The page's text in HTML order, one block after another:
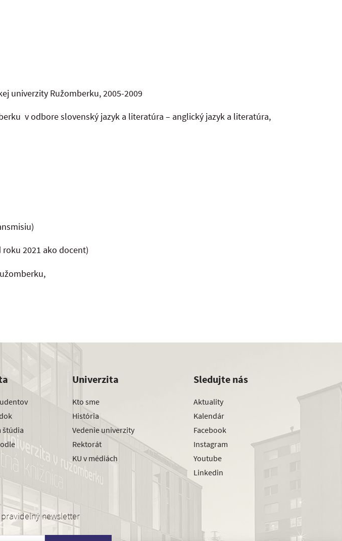
univerzity Ružomberku, 2005-2009
v odbore slovenský jazyk a literatúra – anglický jazyk a literatúra,
2021 ako docent)
štúdia
Univerzita
Kto sme
História
Vedenie univerzity
Rektorát
KU v médiách
Sledujte nás
Aktuality
Kalendár
Facebook
Instagram
Youtube
Linkedin
newsletter